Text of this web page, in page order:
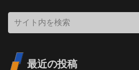
最近の投稿